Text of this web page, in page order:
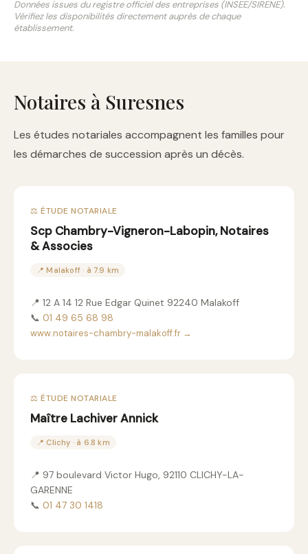
Données issues du registre officiel des entreprises (INSEE/SIRENE).
Vérifiez les disponibilités directement auprès de chaque
établissement.
Notaires à Suresnes
Les études notariales accompagnent les familles pour
les démarches de succession après un décès.
⚖️ ÉTUDE NOTARIALE
Scp Chambry-Vigneron-Labopin, Notaires
& Associes
📍 Malakoff · à 7.9 km
📍 12 A 14 12 Rue Edgar Quinet 92240 Malakoff
📞 01 49 65 68 98
www.notaires-chambry-malakoff.fr →
⚖️ ÉTUDE NOTARIALE
Maître Lachiver Annick
📍 Clichy · à 6.8 km
📍 97 boulevard Victor Hugo, 92110 CLICHY-LA-
GARENNE
📞 01 47 30 1418